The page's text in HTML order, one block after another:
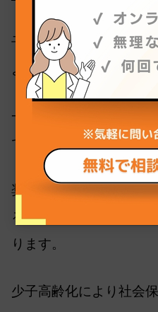
子供もアルバイトを行
ようです。
一方、
です。
奨学金は子供が社会人
るため、社会人1年目か
ります。
少子高齢化により社会